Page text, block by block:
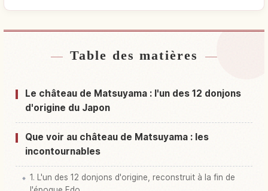
Hébergements près de Château Matsuyama
Activités à Château Matsuyama↗
Table des matières
Le château de Matsuyama : l'un des 12 donjons
d'origine du Japon
Que voir au château de Matsuyama : les
incontournables
1. L'un des 12 donjons d'origine, reconstruit à la fin de